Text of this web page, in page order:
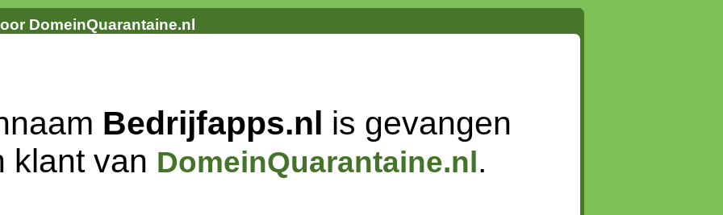
DomeinQuarantaine.nl
Bedrijfapps.nl is gevangen
klant van DomeinQuarantaine.nl .